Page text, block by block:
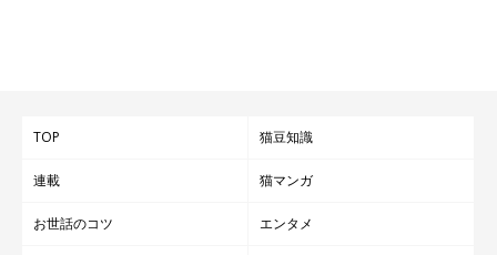
TOP 猫豆知識
連載 猫マンガ
お世話のコツ エンタメ